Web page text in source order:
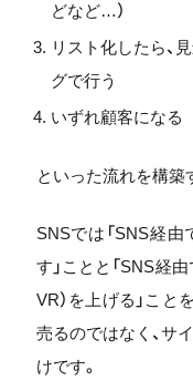
どなど…）
リスト化したら、
グで行う
いずれ顧客になる
といった流れを構築
SNSでは「SNS経
す」ことと「SNS経
VR）を上げる」こ
売るのではなく、サ
けです。